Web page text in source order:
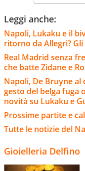
Leggi anche:
Napoli, Lukaku e il
ritorno da Allegri?
Real Madrid senza
che batte Zidane e
Napoli, De Bruyne
gesto del belga fuga
novità su Lukaku e
Prossime partite e
Tutte le notizie del
Gioielleria Delfino